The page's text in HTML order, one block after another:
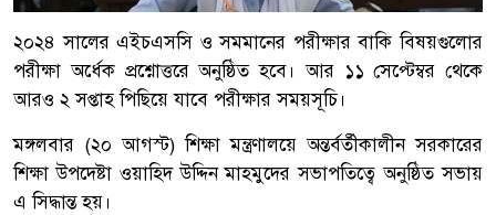
২০২৪ সালের এইচএসসি ও সমমানের পরীক্ষার বাকি বিষয়গুলোর
পরীক্ষা অর্ধেক প্রশ্নোত্তরে অনুষ্ঠিত হবে। আর ১১ সেপ্টেম্বর থেকে
আরও ২ সপ্তাহ পিছিয়ে যাবে পরীক্ষার সময়সূচি।
মঙ্গলবার (২০ আগস্ট) শিক্ষা মন্ত্রণালয়ে অন্তর্বর্তীকালীন সরকারের
শিক্ষা উপদেষ্টা ওয়াহিদ উদ্দিন মাহমুদের সভাপতিত্বে অনুষ্ঠিত সভায়
এ সিদ্ধান্ত হয়।